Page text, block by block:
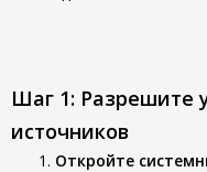
Шаг 1: Разрешите
источников
Откройте